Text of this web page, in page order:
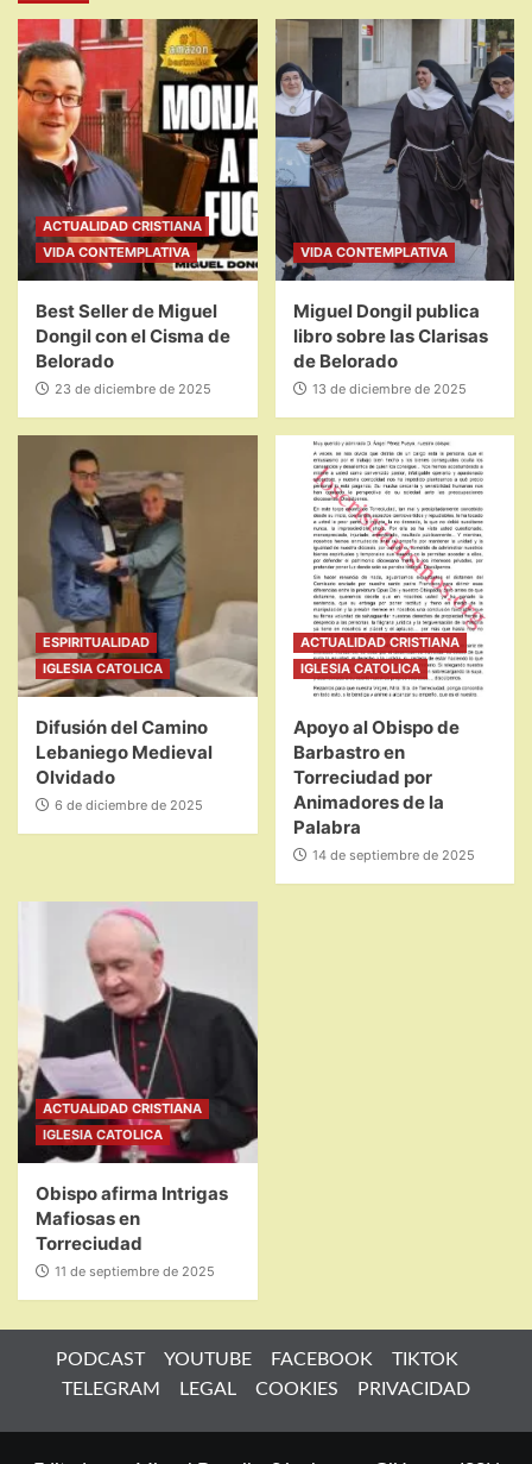
ACTUALIDAD CRISTIANA
VIDA CONTEMPLATIVA
Best Seller de Miguel
Dongil con el Cisma de
Belorado
23 de diciembre de 2025
VIDA CONTEMPLATIVA
Miguel Dongil publica
libro sobre las Clarisas
de Belorado
13 de diciembre de 2025
ESPIRITUALIDAD
IGLESIA CATOLICA
Difusión del Camino
Lebaniego Medieval
Olvidado
6 de diciembre de 2025
ACTUALIDAD CRISTIANA
IGLESIA CATOLICA
Apoyo al Obispo de
Barbastro en
Torreciudad por
Animadores de la
Palabra
14 de septiembre de 2025
ACTUALIDAD CRISTIANA
IGLESIA CATOLICA
Obispo afirma Intrigas
Mafiosas en
Torreciudad
11 de septiembre de 2025
PODCAST YOUTUBE FACEBOOK
TIKTOK
TELEGRAM
LEGAL COOKIES PRIVACIDAD